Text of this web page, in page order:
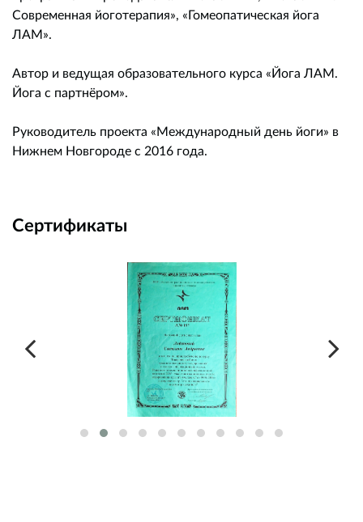
Современная йоготерапия», «Гомеопатическая йога
ЛАМ».
Автор и ведущая образовательного курса «Йога ЛАМ.
Йога с партнёром».
Руководитель проекта «Международный день йоги» в
Нижнем Новгороде с 2016 года.
Сертификаты